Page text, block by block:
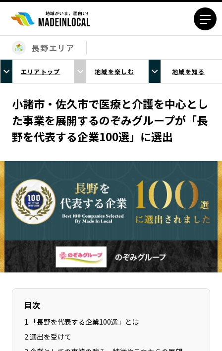
エリアから探す
北海道エリア
青森エリア
岩手エリア
宮城エリア
秋田エリア
山形エリア
福島エリア
茨城エリア
栃木エリア
群馬エリア
埼玉エリア
千葉エリア
神奈川エリア
新潟エリア
富山エリア
石川エリア
福井エリア
山梨エリア
静岡エリア
愛知エリア
三重エリア
滋賀エリア
河内エリア
奈良エリア
和歌山エリア
鳥取エリア
長野エリア
エリアトップ 地域を楽しむ 地域を知る
小諸市・佐久市で医療と介護を中心とし
た事業を展開するのぞみグループが「長
野を代表する企業100選」に選出
目次
1. 「長野を代表する企業100選」とは
2.選出を受けて